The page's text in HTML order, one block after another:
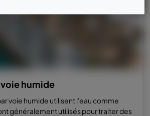
humide
voie humide utilisent l'eau comme
généralement utilisés pour traiter des